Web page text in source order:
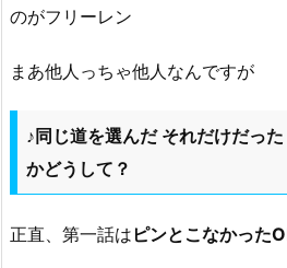
のがフリーレン
まあ他人っちゃ他人なんですが
♪同じ道を選んだ それだけだっ
かどうして？
正直、第一話は ピンとこなかった